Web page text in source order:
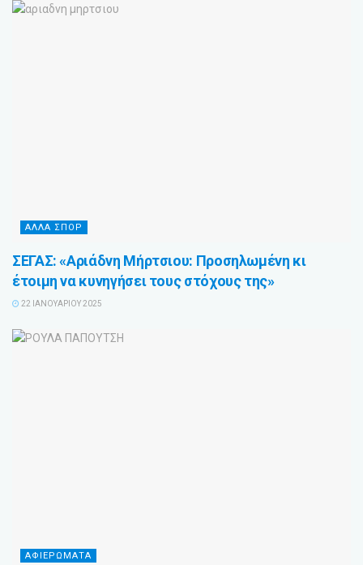
ΑΛΛΑ ΣΠΟΡ
ΣΕΓΑΣ: «Αριάδνη Μήρτσιου: Προσηλωμένη κι
έτοιμη να κυνηγήσει τους στόχους της»
22 ΙΑΝΟΥΑΡΊΟΥ 2025
ΑΦΙΕΡΩΜΑΤΑ